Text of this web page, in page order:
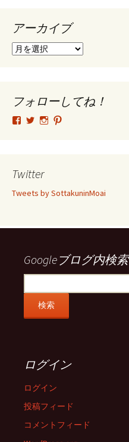
アーカイブ
ア
ブ
フォローしてね！
tsutomu.hattori.33
フ
ー
SottakuninMoai
フ
ー
tsutomu.hattori.33
ー ー
示
Twitter
Tweets by SottakuninMoai
Googleブログ内検索
ログイン
ログイン
投稿フィード
コメントフィード